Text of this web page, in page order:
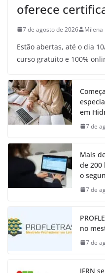
oferece
7 de agosto de 2026 Milena
Estão abertas, até o dia
curso gratuito e 100%
em
7 de
Mais
de 200
o
7 de
no
7 de
IFRN